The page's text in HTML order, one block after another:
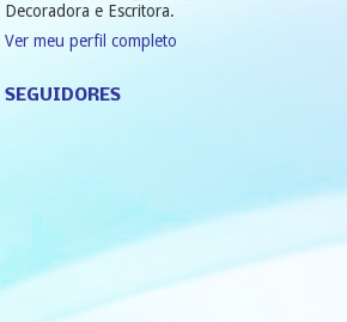
Decoradora e Escritora.
Ver meu perfil completo
SEGUIDORES